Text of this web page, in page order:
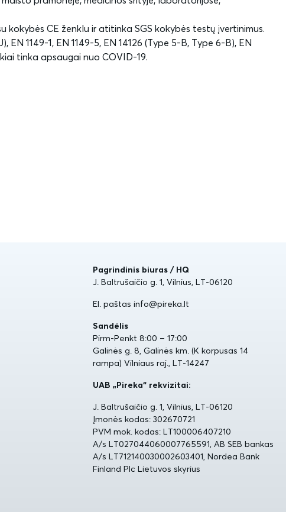
kokybės CE ženklu ir atitinka SGS kokybės testų įvertinimus.
EN 1149-1, EN 1149-5, EN 14126 (Type 5-B, Type 6-B), EN
tinka apsaugai nuo COVID-19.
Pagrindinis biuras / HQ
J. Baltrušaičio g. 1, Vilnius, LT-06120
El. paštas info@pireka.lt
Sandėlis
Pirm-Penkt 8:00 – 17:00
Galinės g. 8, Galinės km. (K korpusas 14
rampa) Vilniaus raj., LT-14247
UAB „Pireka“ rekvizitai:
J. Baltrušaičio g. 1, Vilnius, LT-06120
Įmonės kodas: 302670721
PVM mok. kodas: LT100006407210
A/s LT027044060007765591, AB SEB bankas
A/s LT712140030002603401, Nordea Bank
Finland Plc Lietuvos skyrius